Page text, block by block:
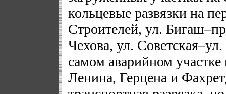
кольцевые развязки на
Строителей, ул.
Чехова, ул.
самом аварийном участке
Ленина, Герцена и